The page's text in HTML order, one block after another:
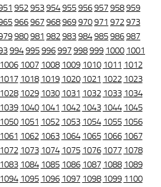
952953954955956957958959
966967968969970971 972973
980981 982983984985986987
994995996997998999 1000 1001
1006 1007 1008 1009 1010 1011 1012
1017 1018 1019 1020 1021 1022 1023
1028 1029 1030 1031 1032 1033 1034
1039 1040 1041 1042 1043 1044 1045
1050 1051 1052 1053 1054 1055 1056
1061 1062 1063 1064 1065 1066 1067
1072 1073 1074 1075 1076 1077 1078
1083 1084 1085 1086 1087 1088 1089
1094 1095 1096 1097 1098 1099 1100